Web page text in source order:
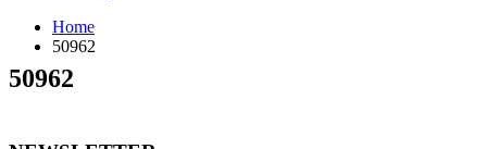
Home
50962
50962